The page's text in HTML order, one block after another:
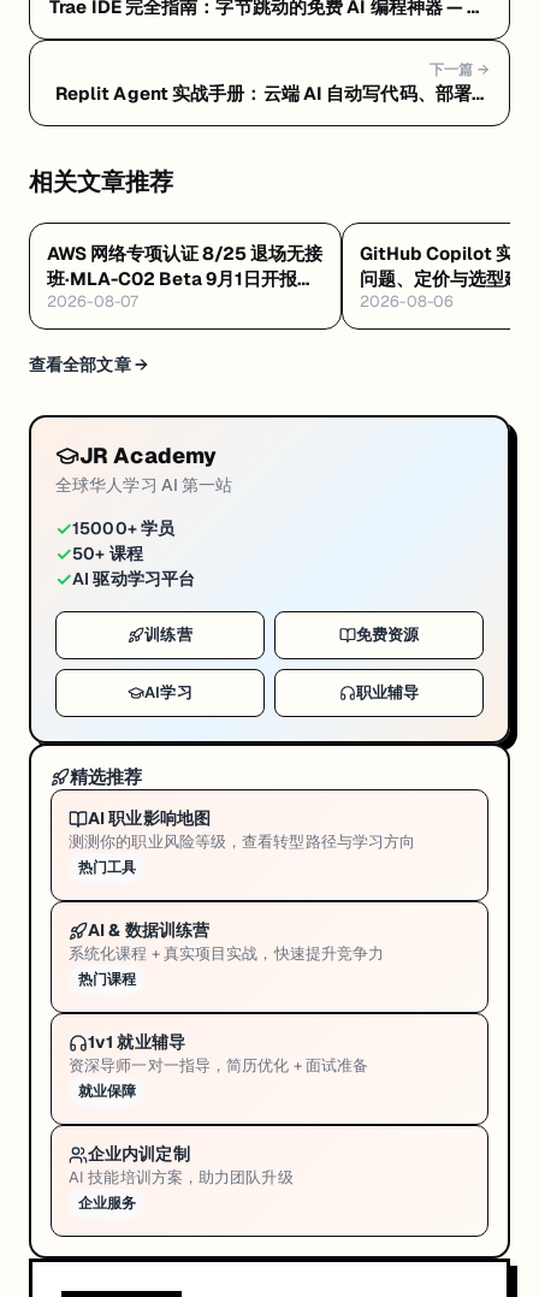
Trae IDE 完全指南：字节跳动的免费 AI 编程神器 — 常
下一篇 →
Replit Agent 实战手册：云端 AI 自动写代码、部署一
相关文章推荐
AWS 网络专项认证 8/25 退场无接
班·MLA-C02 Beta 9月1日开报
$75·GAIL 零基础 $99 稀缺证
2026-08-07
GitHub Copilot 实战
问题、定价与选型建议
2026-08-06
查看全部文章 →
JR Academy
全球华人学习 AI 第一站
✓15000+ 学员
✓50+ 课程
✓AI 驱动学习平台
训练营 免费资源
AI学习 职业辅导
精选推荐
AI 职业影响地图
测测你的职业风险等级，查看转型路径与学习方向
热门工具
AI & 数据训练营
系统化课程 + 真实项目实战，快速提升竞争力
热门课程
1v1 就业辅导
资深导师一对一指导，简历优化 + 面试准备
就业保障
企业内训定制
AI 技能培训方案，助力团队升级
企业服务